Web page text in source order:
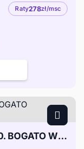
Raty278zł/msc
BMW Seria 1 1.6 ŚLICZNA F20. BOGATO WYPOSAŻONA SERWISY!!!